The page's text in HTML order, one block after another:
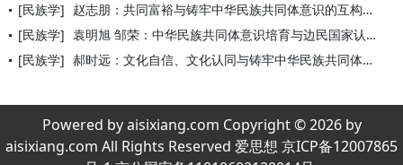
[民族学] 赵志朋：共同富裕与铸牢中华民族共同体意识的互构理路
[民族学] 袁明旭 邹荣：中华民族共同体意识培育与边民国家认同意识再造
[民族学] 郝时远：文化自信、文化认同与铸牢中华民族共同体意识
Powered by aisixiang.com Copyright © 2026 by
aisixiang.com All Rights Reserved 爱思想 京ICP备12007865